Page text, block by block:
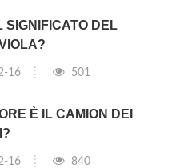
SIGNIFICATO DEL
16 501
È IL CAMION DEI
16 840